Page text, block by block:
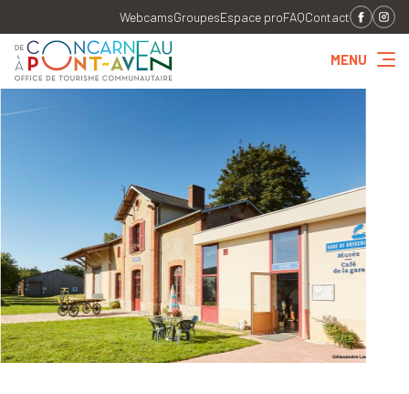
WebcamsGroupesEspace proFAQContact
MENU